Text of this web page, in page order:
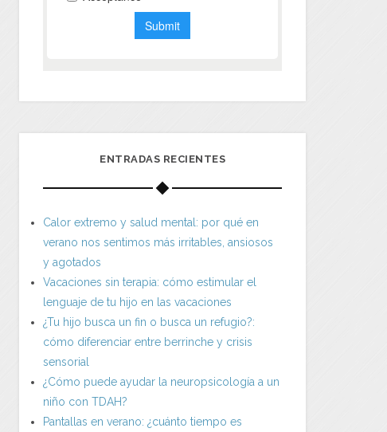
ENTRADAS RECIENTES
Calor extremo y salud mental: por qué en
verano nos sentimos más irritables, ansiosos
y agotados
Vacaciones sin terapia: cómo estimular el
lenguaje de tu hijo en las vacaciones
¿Tu hijo busca un fin o busca un refugio?:
cómo diferenciar entre berrinche y crisis
sensorial
¿Cómo puede ayudar la neuropsicología a un
niño con TDAH?
Pantallas en verano: ¿cuánto tiempo es